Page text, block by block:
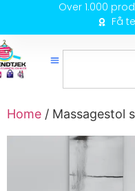
Over 1.000
Få
Home / Massagestol